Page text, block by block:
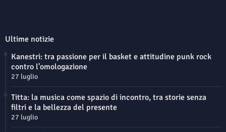
Ultime notizie
Kanestri: tra passione per il basket e attitudine punk rock
contro l'omologazione
27 luglio
Titta: la musica come spazio di incontro, tra storie senza
filtri e la bellezza del presente
27 luglio